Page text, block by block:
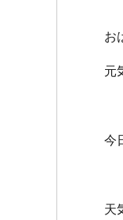
お
元
今
天